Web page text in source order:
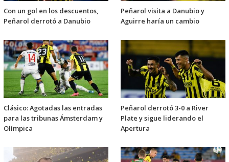
Con un gol en los descuentos,
Peñarol derrotó a Danubio
Peñarol visita a Danubio y
Aguirre haría un cambio
Clásico: Agotadas las entradas
para las tribunas Ámsterdam y
Olímpica
Peñarol derrotó 3-0 a River
Plate y sigue liderando el
Apertura